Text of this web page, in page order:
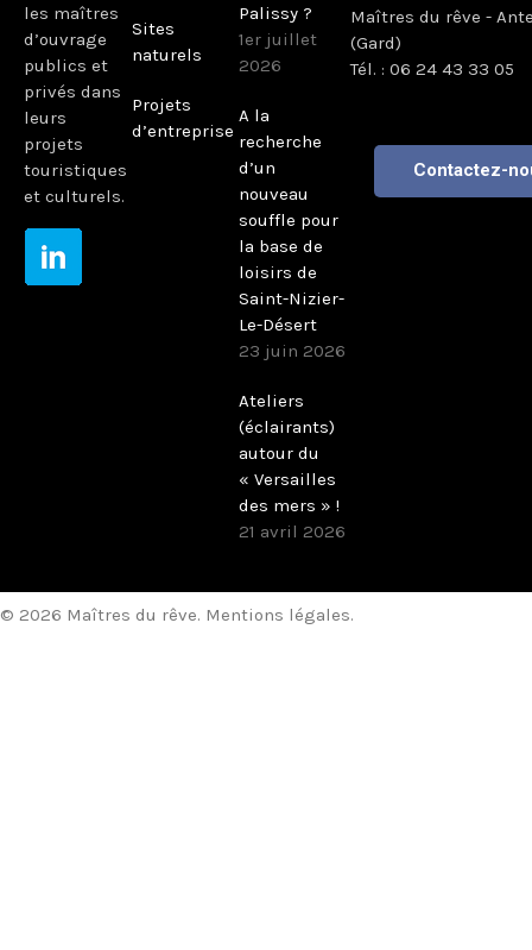
les maîtres
d’ouvrage
publics et
privés dans
leurs
projets
touristiques
et culturels.
Sites
naturels
Projets
d’entreprise
Palissy ?
1er juillet
2026
A la
recherche
d’un
nouveau
souffle pour
la base de
loisirs de
Saint-Nizier-
Le-Désert
23 juin 2026
Ateliers
(éclairants)
autour du
« Versailles
des mers » !
21 avril 2026
Maîtres du rêve -
(Gard)
Tél. : 06 24 43 33 05
Contactez-
© 2026 Maîtres du rêve. Mentions légales.